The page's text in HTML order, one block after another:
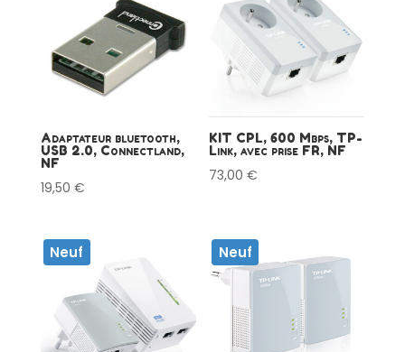
Adaptateur bluetooth,
USB 2.0, Connectland,
NF
19,50 €
KIT CPL, 600 Mbps, TP-
Link, avec prise FR, NF
73,00€
Neuf Neuf